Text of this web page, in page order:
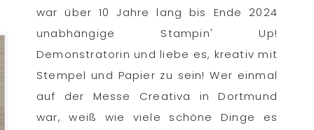
war über 10 Jahre lang bis Ende 2024
unabhängige Stampin' Up!
Demonstratorin und liebe es, kreativ mit
Stempel und Papier zu sein! Wer einmal
auf der Messe Creativa in Dortmund
war, weiß wie viele schöne Dinge es